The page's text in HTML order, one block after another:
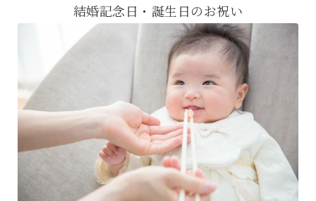
結婚記念日・誕生日のお祝い